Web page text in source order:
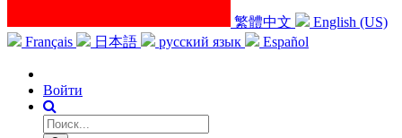
繁體中文
English (US)
Français
日本語 русский язык Español
Войти